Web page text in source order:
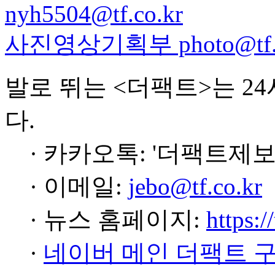
nyh5504@tf.co.kr
사진영상기획부
발로 뛰는 <더팩트>는
다.
· 카카오톡: '더팩트제
· 이메일: jebo@tf.co.kr
· 뉴스 홈페이지:
· 네이버 메인 더팩트